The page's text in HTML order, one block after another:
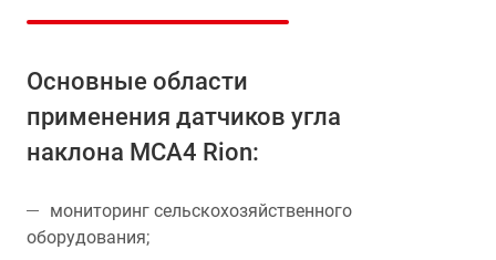
Основные области
применения датчиков угла
наклона MCA4 Rion:
мониторинг сельскохозяйственного
оборудования;